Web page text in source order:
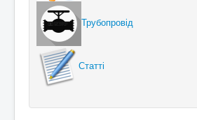
Трубопровід
Статті